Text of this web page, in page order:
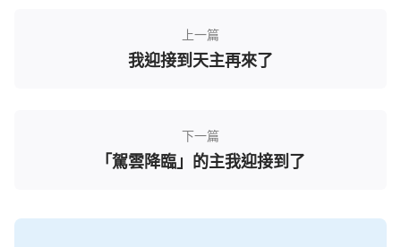
上一篇
我迎接到天主再來了
下一篇
「駕雲降臨」的主我迎接到了